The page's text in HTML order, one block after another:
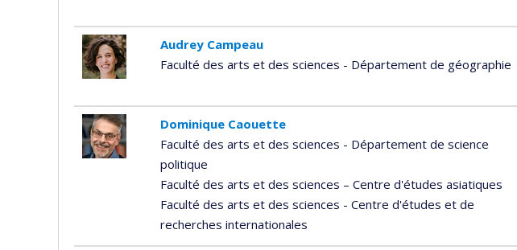
Audrey Campeau
Faculté des arts et des sciences - Département de géographie
Dominique Caouette
Faculté des arts et des sciences - Département de science
politique
Faculté des arts et des sciences – Centre d'études asiatiques
Faculté des arts et des sciences - Centre d'études et de
recherches internationales